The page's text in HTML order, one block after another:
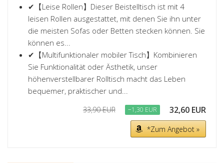
✔【Leise Rollen】Dieser Beistelltisch ist mit 4
leisen Rollen ausgestattet, mit denen Sie ihn unter
die meisten Sofas oder Betten stecken können. Sie
können es...
✔【Multifunktionaler mobiler Tisch】Kombinieren
Sie Funktionalität oder Ästhetik, unser
höhenverstellbarer Rolltisch macht das Leben
bequemer, praktischer und...
33,90 EUR −1,30 EUR 32,60 EUR
*Zum Angebot »